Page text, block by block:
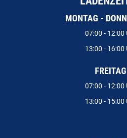
MONTAG -
07:00 - 12:00
13:00 - 16:00
FREITAG
07:00 - 12:00
13:00 - 15:00